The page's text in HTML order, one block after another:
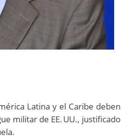
Latina y el Caribe deben
militar de EE. UU., justificado